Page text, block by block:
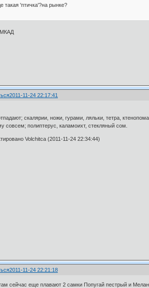
такая 'птичка'?на рынке?
2011-11-24 22:17:41
скалярии, ножи, гурами, ляльки, тетра, ктенопома
совсем; полиптерус, каламоихт, стекляный сом.
Volchitca (2011-11-24 22:34:44)
2011-11-24 22:21:18
сейчас еще плавают 2 самки Попугай пестрый и